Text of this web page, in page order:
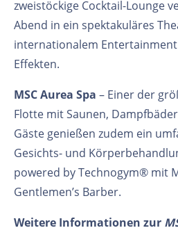
zweistöckige Cocktail-Lounge
Abend in ein spektakuläres
internationalem
Effekten.
MSC Aurea Spa – Einer der
Flotte mit Saunen,
Gäste genießen zudem ein
Gesichts- und
powered by Technogym® mit
Gentlemen’s Barber.
Weitere Informationen zur